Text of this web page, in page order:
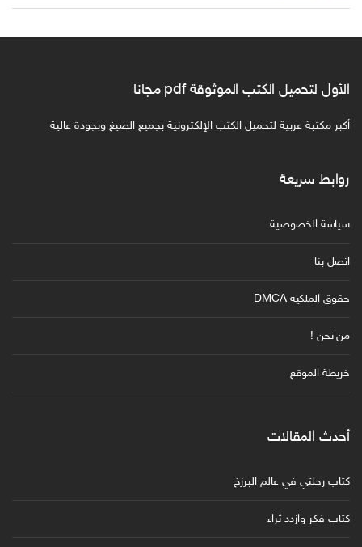
الأول لتحميل الكتب الموثوقة pdf مجانا
أكبر مكتبة عربية لتحميل الكتب الإلكترونية بجميع الصيغ وبجودة عالية
روابط سريعة
سياسة الخصوصية
اتصل بنا
حقوق الملكية DMCA
من نحن !
خريطة الموقع
أحدث المقالات
كتاب رحلتي في عالم البرزخ
كتاب فكر وازدد ثراء